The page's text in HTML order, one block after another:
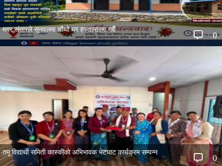
0
मगर संसारले सुनवलमा चौथो घर हस्तान्तरण गर्दै
0
तमू विद्यार्थी समिती कास्कीको अभिभावक भेटघाट कार्यक्रम सम्पन्न